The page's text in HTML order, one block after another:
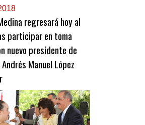
regresará hoy al
participar en toma
nuevo presidente de
Manuel López